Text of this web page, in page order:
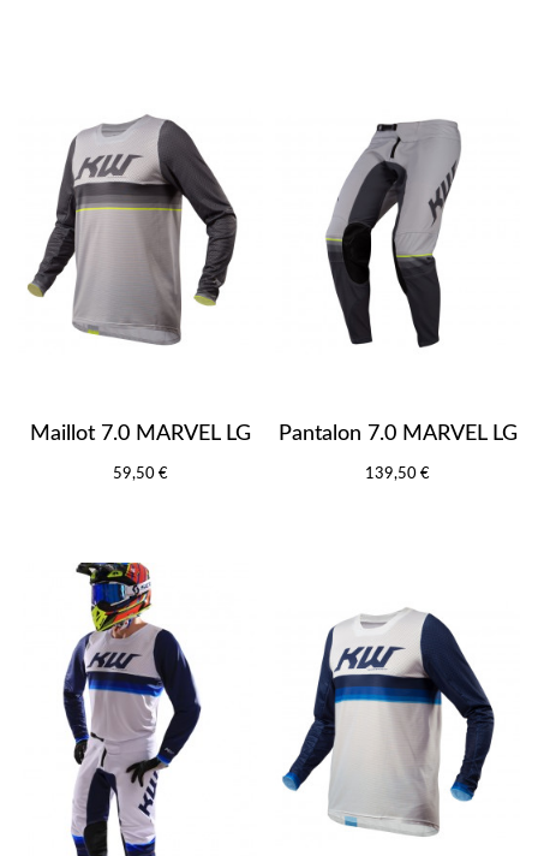
Maillot 7.0 MARVEL LG
59,50 €
Pantalon 7.0 MARVEL LG
139,50 €